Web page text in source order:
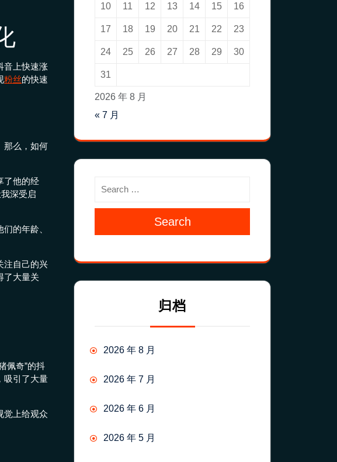
音上快速涨
粉丝的快速
那么，如何
了他的经
深受启
的年龄、
注自己的兴
了大量关
佩奇”的抖
吸引了大量
觉上给观众
2026 年 8 月
10 11 12 13 14 15 16
17 18 19 20 21 22 23
24 25 26 27 28 29 30
31
« 7 月
Search
归档
2026 年 8 月
2026 年 7 月
2026 年 6 月
2026 年 5 月